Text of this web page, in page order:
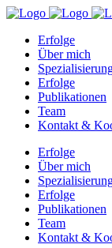
Erfolge
Über mich
Erfolge
Publikationen
Team
Kontakt &
Erfolge
Über mich
Erfolge
Publikationen
Team
Kontakt &